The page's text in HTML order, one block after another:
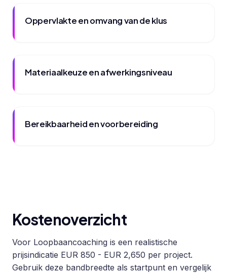
Oppervlakte en omvang van de klus
Materiaalkeuze en afwerkingsniveau
Bereikbaarheid en voorbereiding
Kostenoverzicht
Voor Loopbaancoaching is een realistische
prijsindicatie EUR 850 - EUR 2,650 per project.
Gebruik deze bandbreedte als startpunt en vergelijk